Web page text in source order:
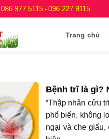
086 977 5115 - 096 227 9115
Trang chủ
Bệnh trĩ là gì?
“Thập nhân cửu
phổ biến, không
ngại và che